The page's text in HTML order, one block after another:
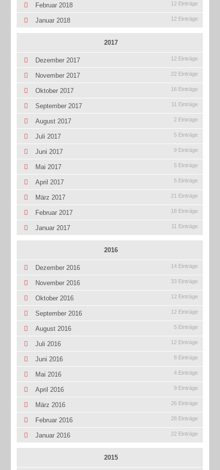
Februar 2018 12 Einträge
Januar 2018 12 Einträge
2017
Dezember 2017 12 Einträge
November 2017 22 Einträge
Oktober 2017 16 Einträge
September 2017 11 Einträge
August 2017 2 Einträge
Juli 2017 5 Einträge
Juni 2017 9 Einträge
Mai 2017 5 Einträge
April 2017 5 Einträge
März 2017 21 Einträge
Februar 2017 18 Einträge
Januar 2017 11 Einträge
2016
Dezember 2016 14 Einträge
November 2016 33 Einträge
Oktober 2016 12 Einträge
September 2016 12 Einträge
August 2016 5 Einträge
Juli 2016 12 Einträge
Juni 2016 8 Einträge
Mai 2016 4 Einträge
April 2016 9 Einträge
März 2016 26 Einträge
Februar 2016 28 Einträge
Januar 2016 22 Einträge
2015